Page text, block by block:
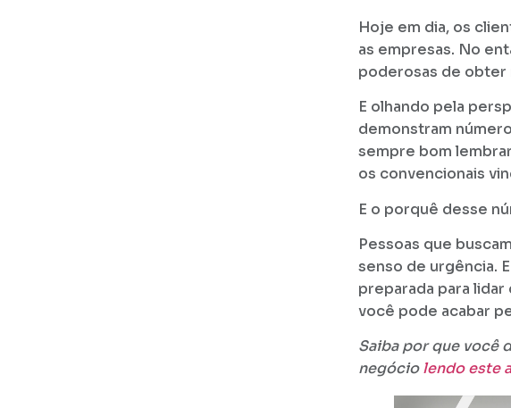
Hoje em dia, os
as empresas. No
poderosas de
E olhando pela
demonstram
sempre bom
os convencionais
E o porquê desse
Pessoas que
senso de urgência.
preparada para
você pode acabar
Saiba por que você
negóciolendo este